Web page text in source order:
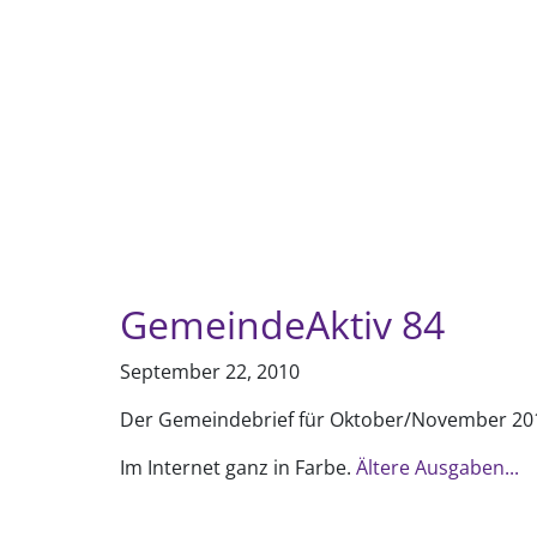
GemeindeAktiv 84
September 22, 2010
Der Gemeindebrief für Oktober/November
Im Internet ganz in Farbe. Ältere Ausgaben...